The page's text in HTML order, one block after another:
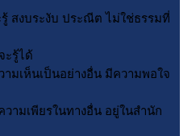
ระงับ ประณีต ไม่ใช่ธรรมที่
ะรู้ได้
นเป็นอย่างอื่น มีความพอใจ
ามเพียรในทางอื่น อยู่ในสำนัก